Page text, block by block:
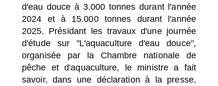
d'eau douce à 3.000 tonnes durant l'année
2024 et à 15.000 tonnes durant l'année
2025. Présidant les travaux d'une journée
d'étude sur "L'aquaculture d'eau douce",
organisée par la Chambre nationale de
pêche et d'aquaculture, le ministre a fait
savoir, dans une déclaration à la presse,